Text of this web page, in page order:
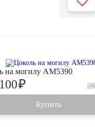
на могилу AM5390
₽
Купить